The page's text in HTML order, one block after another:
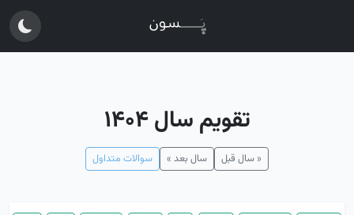
تقویم سال ۱۴۰۴
« سال قبل سال بعد » سوالات متداول